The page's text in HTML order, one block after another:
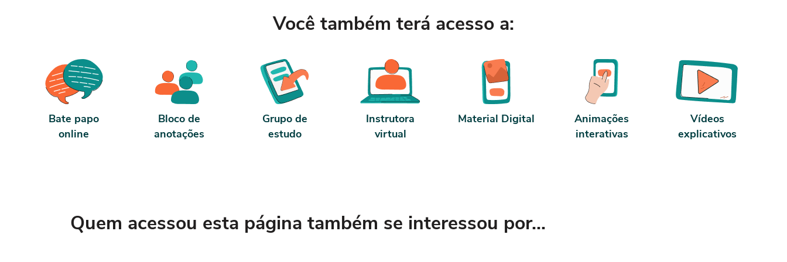
Você também terá acesso a:
Bate papo
online
Bloco de
anotações
Grupo de
estudo
Instrutora
virtual
Material Digital
Animações
interativas
Vídeos
explicativos
Quem acessou esta página também se interessou por...